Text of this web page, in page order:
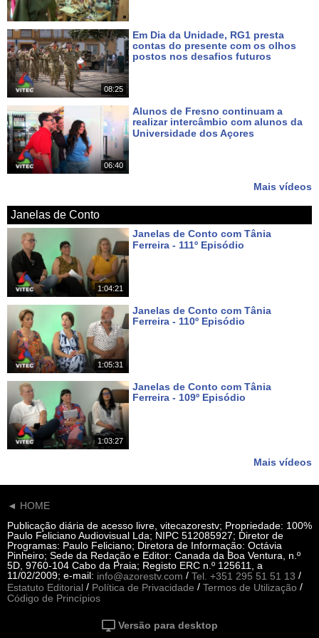
08:25
Em Dia da Unidade, RG1 presta
contas do presente com os olhos
postos nos desafios futuros
06:40
Alunos de Fresno continuam a
realizar intercâmbio com alunos da
Universidade dos Açores
Mais vídeos
Janelas de Conto
1:04:21
Janelas de Conto com Tânia
Ferreira - 111º Episódio
1:05:31
Janelas de Conto com Tânia
Ferreira - 110º Episódio
1:03:27
Janelas de Conto com Tânia
Ferreira - 109º Episódio
Mais vídeos
◄ HOME
Publicação diária de acesso livre, vitecazorestv; Propriedade: 100%
Paulo Feliciano Audiovisual Lda; NIPC 512085927; Diretor de
Programas: Paulo Feliciano; Diretora de Informação: Octávia
Pinheiro; Sede da Redação e Editor: Canada da Boa Ventura, n.º
5D, 9760-104 Cabo da Praia; Registo ERC n.º 125611, a
11/02/2009; e-mail: info@azorestv.com / Tel. +351 295 51 51 13 /
Estatuto Editorial / Política de Privacidade / Termos de Utilização /
Código de Princípios
Versão para desktop